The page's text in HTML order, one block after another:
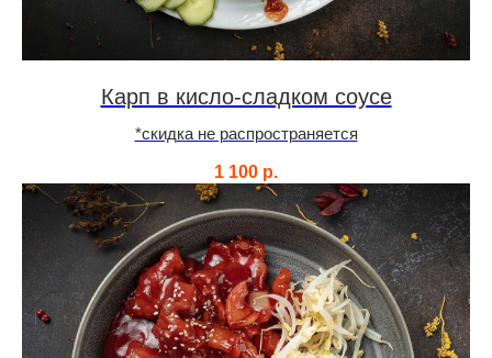
Карп в кисло-сладком соусе
*скидка не распространяется
1 100 р.